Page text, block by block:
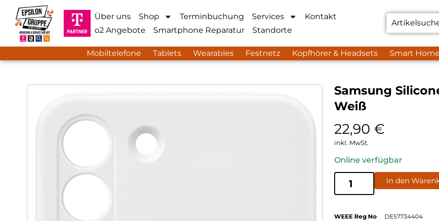
Über uns Shop Terminbuchung Services
Kontakt
o2 Angebote
Smartphone Reparatur Standorte
Mobiltelefone Tablets Wearables Festnetz Kopfhörer & Headsets Smart
Samsung
Weiß
22,90 €
inkl. MwSt.
Online verfügbar
In den
WEEE Reg No
DE57734404